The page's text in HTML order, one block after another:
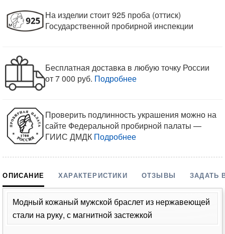
На изделии стоит 925 проба (оттиск)
Государственной пробирной инспекции
Бесплатная доставка в любую точку России
от 7 000 руб. Подробнее
Проверить подлинность украшения можно на
сайте Федеральной пробирной палаты —
ГИИС ДМДК Подробнее
ОПИСАНИЕ ХАРАКТЕРИСТИКИ ОТЗЫВЫ ЗАДАТЬ
Модный кожаный мужской браслет из нержавеющей
стали на руку, с магнитной застежкой